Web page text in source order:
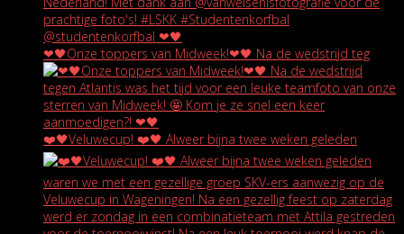
❤🖤Onze toppers van Midweek!❤🖤 Na de wedstrijd teg
❤️🖤Veluwecup! ❤️🖤 Alweer bijna twee weken geleden